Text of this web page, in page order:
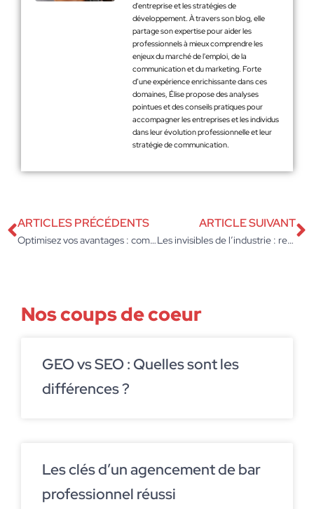
d'entreprise et les stratégies de
développement. À travers son blog, elle
partage son expertise pour aider les
professionnels à mieux comprendre les
enjeux du marché de l'emploi, de la
communication et du marketing. Forte
d’une expérience enrichissante dans ces
domaines, Élise propose des analyses
pointues et des conseils pratiques pour
accompagner les entreprises et les individus
dans leur évolution professionnelle et leur
stratégie de communication.
ARTICLES PRÉCÉDENTS
Optimisez vos avantages : combien de tickets restaurant en un mois ?
ARTICLE SUIVANT
Les invisibles de l’industrie : redécouvrez la force des ouvriers non qualifiés
Nos coups de coeur
GEO vs SEO : Quelles sont les
différences ?
Les clés d’un agencement de bar
professionnel réussi